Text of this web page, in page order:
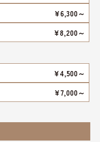
¥6,300～
¥8,200～
¥4,500～
¥7,000～